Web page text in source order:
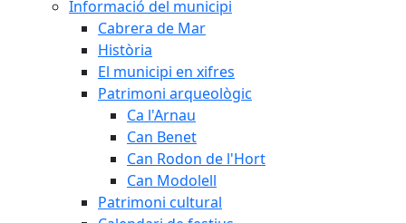
Informació del municipi
Cabrera de Mar
Història
El municipi en xifres
Patrimoni arqueològic
Ca l'Arnau
Can Benet
Can Rodon de l'Hort
Can Modolell
Patrimoni cultural